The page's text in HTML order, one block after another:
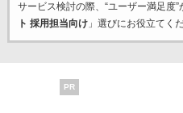
サービス検討の際、“ユーザー満足度”
ト 採用担当向け」選びにお役立てくだ
PR